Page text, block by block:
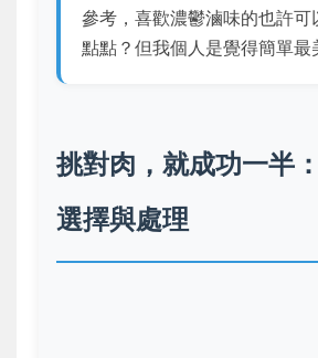
參考，喜歡濃鬱滷味的也許可
點點？但我個人是覺得簡單最
挑對肉，就成功一半
選擇與處理